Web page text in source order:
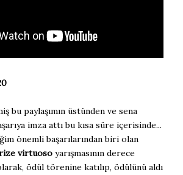
bu paylaşımın üstünden ve sena
imza attı bu kısa süre içerisinde...
önemli başarılarından biri olan
virtuoso yarışmasının derece
ödül törenine katılıp, ödülünü aldı